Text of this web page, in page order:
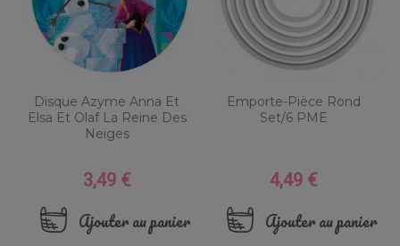
Disque Azyme Anna Et
Elsa Et Olaf La Reine Des
Neiges
Prix
3,49 €
Ajouter au panier
Emporte-Pièce Rond
Set/6 PME
Prix
4,49 €
Ajouter au panier